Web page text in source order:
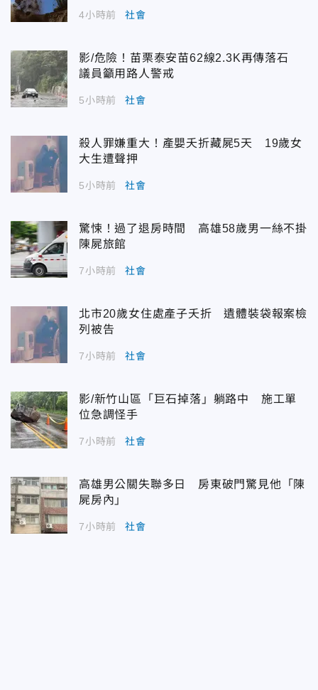
4小時前 社會
影/危險！苗栗泰安苗62線2.3K再傳落石
議員籲用路人警戒
5小時前 社會
殺人罪嫌重大！產嬰夭折藏屍5天 19歲女
大生遭聲押
5小時前 社會
驚悚！過了退房時間 高雄58歲男一絲不掛
陳屍旅館
7小時前 社會
北市20歲女住處產子夭折 遺體裝袋報案檢
列被告
7小時前 社會
影/新竹山區「巨石掉落」躺路中 施工單
位急調怪手
7小時前 社會
高雄男公關失聯多日 房東破門驚見他「陳
屍房內」
7小時前 社會